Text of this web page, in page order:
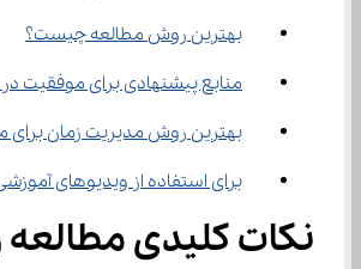
بهترین روش مطالعه چیست؟
منابع پیشنهادی برای موفقیت در
بهترین روش مدیریت زمان
برای استفاده از ویدیوهای
نکات کلیدی مطالعه